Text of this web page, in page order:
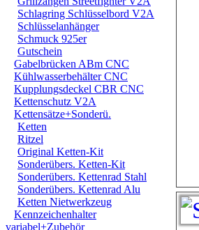
Schlagring Schlüsselbord V2A
Schlüsselanhänger
Schmuck 925er
Gutschein
Gabelbrücken ABm CNC
Kühlwasserbehälter CNC
Kupplungsdeckel CBR CNC
Kettenschutz V2A
Kettensätze+Sonderü.
Ketten
Ritzel
Original Ketten-Kit
Sonderübers. Ketten-Kit
Sonderübers. Kettenrad Stahl
Sonderübers. Kettenrad Alu
Ketten Nietwerkzeug
Kennzeichenhalter
variabel+Zubehör